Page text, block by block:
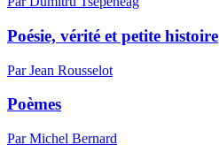
Poésie, vérité et petite histoire
Par Jean Rousselot
Poèmes
Par Michel Bernard